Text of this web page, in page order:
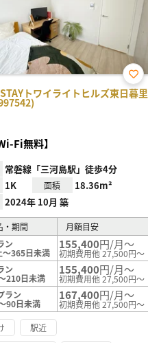
トワイライトヒルズ東日暮里
お気
に入
Fi無料】
常磐線「三河島駅」徒歩4分
1K 面積 18.36m²
2024年 10月 築
・期間
月額目安
ン
365日未満
155,400円/月～
初期費用他 27,500円～
ン
210日未満
155,400円/月～
初期費用他 27,500円～
ラン
90日未満
167,400円/月～
初期費用他 27,500円～
駅近